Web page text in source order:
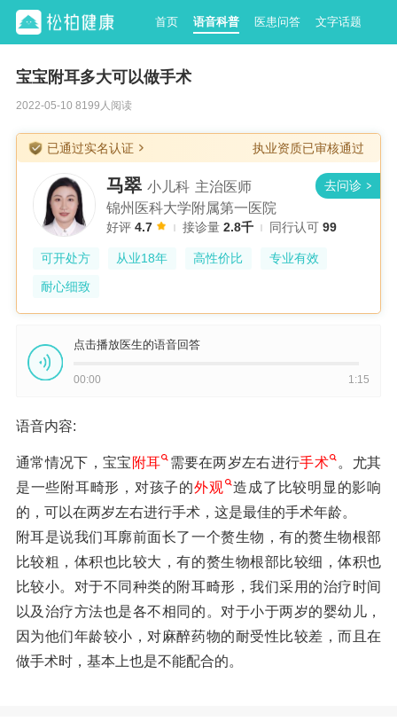
首页 语音科普 医患问答 文字话题
宝宝附耳多大可以做手术
2022-05-10 8199人阅读
已通过实名认证 执业资质已审核通过
马翠 小儿科 主治医师
锦州医科大学附属第一医院
好评4.7 接诊量2.8千 同行认可99
可开处方 从业18年 高性价比
专业有效
耐心细致
点击播放医生的语音回答
00:00 1:15
语音内容:
通常情况下，宝宝 附耳 需要在两岁左右进行手术
。尤其
是一些附耳畸形，对孩子的外观
造成了比较明显的影响
的，可以在两岁左右进行手术，这是最佳的手术年龄。
附耳是说我们耳廓前面长了一个赘生物，有的赘生物根部
比较粗，体积也比较大，有的赘生物根部比较细，体积也
比较小。对于不同种类的附耳畸形，我们采用的治疗时间
以及治疗方法也是各不相同的。对于小于两岁的婴幼儿，
因为他们年龄较小，对麻醉药物的耐受性比较差，而且在
做手术时，基本上也是不能配合的。